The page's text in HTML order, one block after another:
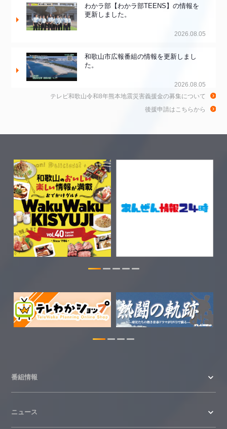
わかラ部【わかラ部TEENS】の情報を
更新しました。
2026.08.05
和歌山市広報番組の情報を更新しまし
た。
2026.08.05
和歌山de乾杯！の情報を更新しました。
2026.08.04
WTV NEWS6【WAKAYAMA SDGs】の
情報を更新しました。
特別番組【8月】の情報を更新しました。
WTV NEWS6【ここ押し！】の情報を更
新しました。
テレビ和歌山令和8年熊本地震災害義援金の募集について
後援申請はこちらから
番組情報
ニュース